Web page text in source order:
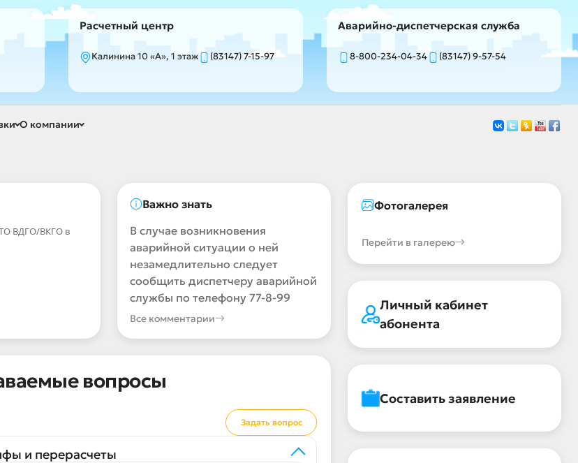
Расчетный центр
Калинина 10 «А», 1 этаж (83147) 7-15-97
Аварийно-диспетчерская служба
8-800-234-04-34 (83147) 9-57-54
О компании
ВДГО/ВКГО в
Важно знать
В случае возникновения
аварийной ситуации о ней
незамедлительно следует
сообщить диспетчеру аварийной
службы по телефону 77-8-99
Все комментарии
вопросы
Задать вопрос
и перерасчеты
Фотогалерея
Перейти в галерею
Личный кабинет
абонента
Составить заявление